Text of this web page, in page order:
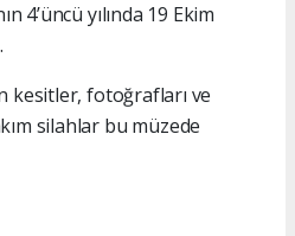
4’üncü yılında 19 Ekim
kesitler, fotoğrafları ve
silahlar bu müzede